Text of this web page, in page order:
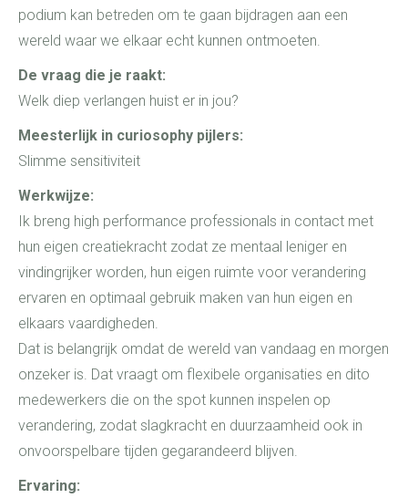
podium kan betreden om te gaan bijdragen aan een
wereld waar we elkaar echt kunnen ontmoeten.
De vraag die je raakt:
Welk diep verlangen huist er in jou?
Meesterlijk in curiosophy pijlers:
Slimme sensitiviteit
Werkwijze:
Ik breng high performance professionals in contact met
hun eigen creatiekracht zodat ze mentaal leniger en
vindingrijker worden, hun eigen ruimte voor verandering
ervaren en optimaal gebruik maken van hun eigen en
elkaars vaardigheden.
Dat is belangrijk omdat de wereld van vandaag en morgen
onzeker is. Dat vraagt om flexibele organisaties en dito
medewerkers die on the spot kunnen inspelen op
verandering, zodat slagkracht en duurzaamheid ook in
onvoorspelbare tijden gegarandeerd blijven.
Ervaring: